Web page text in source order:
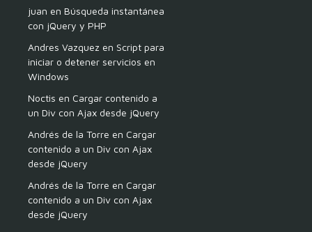
juan en Búsqueda instantánea
con jQuery y PHP
Andres Vazquez en Script para
iniciar o detener servicios en
Windows
Noctis en Cargar contenido a
un Div con Ajax desde jQuery
Andrés de la Torre en Cargar
contenido a un Div con Ajax
desde jQuery
Andrés de la Torre en Cargar
contenido a un Div con Ajax
desde jQuery